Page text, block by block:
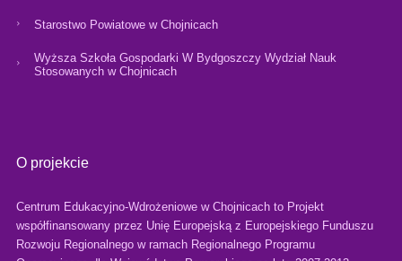
Starostwo Powiatowe w Chojnicach
Wyższa Szkoła Gospodarki W Bydgoszczy Wydział Nauk
Stosowanych w Chojnicach
O projekcie
Centrum Edukacyjno-Wdrożeniowe w Chojnicach to Projekt
współfinansowany przez Unię Europejską z Europejskiego Funduszu
Rozwoju Regionalnego w ramach Regionalnego Programu